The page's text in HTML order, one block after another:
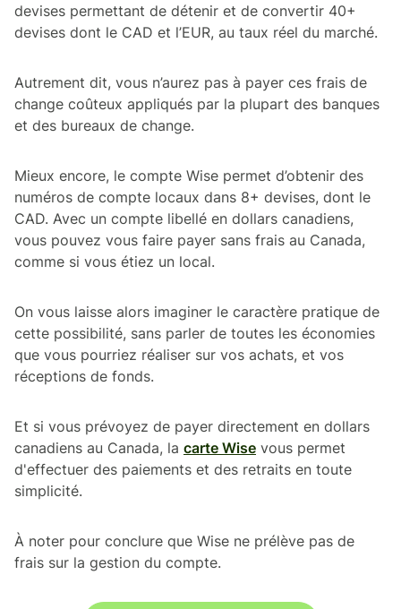
devises permettant de détenir et de convertir 40+
devises dont le CAD et l’EUR, au taux réel du marché.
Autrement dit, vous n’aurez pas à payer ces frais de
change coûteux appliqués par la plupart des banques
et des bureaux de change.
Mieux encore, le compte Wise permet d’obtenir des
numéros de compte locaux dans 8+ devises, dont le
CAD. Avec un compte libellé en dollars canadiens,
vous pouvez vous faire payer sans frais au Canada,
comme si vous étiez un local.
On vous laisse alors imaginer le caractère pratique de
cette possibilité, sans parler de toutes les économies
que vous pourriez réaliser sur vos achats, et vos
réceptions de fonds.
Et si vous prévoyez de payer directement en dollars
canadiens au Canada, la carte Wise vous permet
d'effectuer des paiements et des retraits en toute
simplicité.
À noter pour conclure que Wise ne prélève pas de
frais sur la gestion du compte.